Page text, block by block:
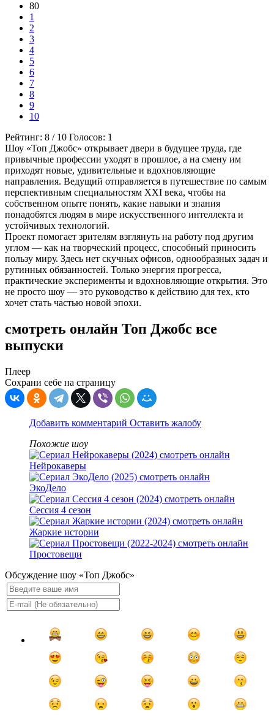
80
1
2
3
4
5
6
7
8
9
10
Рейтинг: 8 / 10 Голосов: 1
Шоу «Топ Джобс» открывает двери в будущее труда, где
привычные профессии уходят в прошлое, а на смену им
приходят новые, удивительные и вдохновляющие
направления. Ведущий отправляется в путешествие по самым
перспективным специальностям XXI века, чтобы на
собственном опыте понять, какие навыки и знания
понадобятся людям в мире искусственного интеллекта и
устойчивых технологий.
Проект помогает зрителям взглянуть на работу под другим
углом — как на творческий процесс, способный приносить
пользу миру. Здесь нет скучных офисов, однообразных задач и
рутинных обязанностей. Только энергия прогресса,
практические эксперименты и вдохновляющие открытия. Это
не просто шоу — это руководство к действию для тех, кто
хочет стать частью новой эпохи.
смотреть онлайн Топ Джобс все
выпуски
Плеер
Сохрани себе на страницу
Добавить комментарий Оставить жалобу
Похожие шоу
Нейрокаверы
ЭкоДело
Сессия 4 сезон
Жаркие истории
Простовещи
Обсуждение шоу «Топ Джобс»